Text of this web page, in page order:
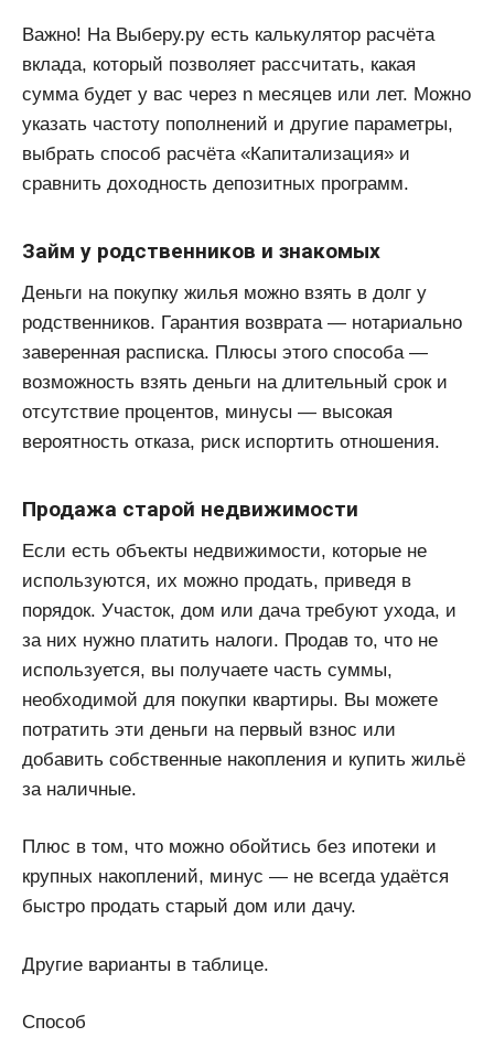
Важно! На Выберу.ру есть калькулятор расчёта
вклада, который позволяет рассчитать, какая
сумма будет у вас через n месяцев или лет. Можно
указать частоту пополнений и другие параметры,
выбрать способ расчёта «Капитализация» и
сравнить доходность депозитных программ.
Займ у родственников и знакомых
Деньги на покупку жилья можно взять в долг у
родственников. Гарантия возврата — нотариально
заверенная расписка. Плюсы этого способа —
возможность взять деньги на длительный срок и
отсутствие процентов, минусы — высокая
вероятность отказа, риск испортить отношения.
Продажа старой недвижимости
Если есть объекты недвижимости, которые не
используются, их можно продать, приведя в
порядок. Участок, дом или дача требуют ухода, и
за них нужно платить налоги. Продав то, что не
используется, вы получаете часть суммы,
необходимой для покупки квартиры. Вы можете
потратить эти деньги на первый взнос или
добавить собственные накопления и купить жильё
за наличные.
Плюс в том, что можно обойтись без ипотеки и
крупных накоплений, минус — не всегда удаётся
быстро продать старый дом или дачу.
Другие варианты в таблице.
Способ